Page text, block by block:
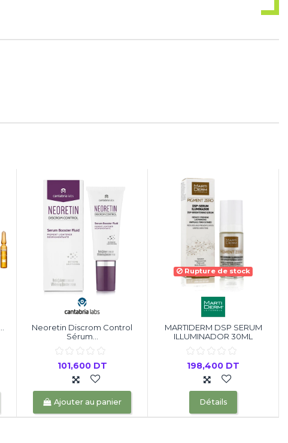
Neoretin Discrom Control
Sérum...
101,600 DT
Ajouter au panier
Rupture de stock
MARTIDERM DSP SERUM
ILLUMINADOR 30ML
198,400 DT
Détails